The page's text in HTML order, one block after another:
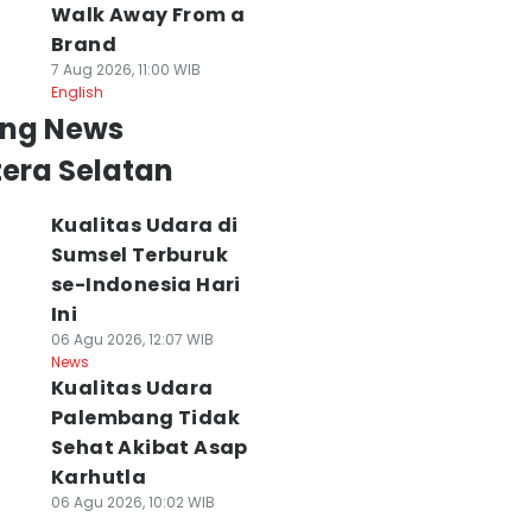
Walk Away From a
Brand
7 Aug 2026, 11:00 WIB
English
News
Selatan
Kualitas Udara di
Sumsel Terburuk
se-Indonesia Hari
Ini
06 Agu 2026, 12:07 WIB
News
Kualitas Udara
Palembang Tidak
Sehat Akibat Asap
Karhutla
06 Agu 2026, 10:02 WIB